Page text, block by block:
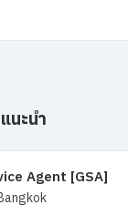
นะนำ
Agent [GSA]